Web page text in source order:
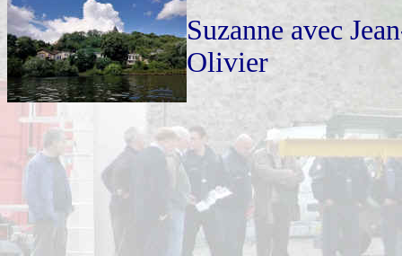
Suzanne avec
Olivier